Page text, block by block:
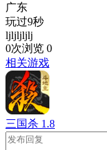
广东
玩过9秒
ljljljljlj
0次浏览 0
相关游戏
三国杀 1.8